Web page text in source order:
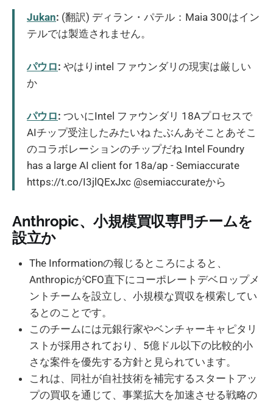
Jukan: (翻訳) ディラン・パテル：Maia 300はイン
テルでは製造されません。
パウロ: やはりintel ファウンダリの現実は厳しい
か
パウロ: ついにIntel ファウンダリ 18Aプロセスで
AIチップ受注したみたいね たぶんあそことあそこ
のコラボレーションのチップだね Intel Foundry
has a large AI client for 18a/ap - Semiaccurate
https://t.co/I3jlQExJxc @semiaccurateから
Anthropic、小規模買収専門チームを
設立か
The Informationの報じるところによると、
AnthropicがCFO直下にコーポレートデベロップメ
ントチームを設立し、小規模な買収を模索してい
るとのことです。
このチームには元銀行家やベンチャーキャピタリ
ストが採用されており、5億ドル以下の比較的小
さな案件を優先する方針と見られています。
これは、同社が自社技術を補完するスタートアッ
プの買収を通じて、事業拡大を加速させる戦略の